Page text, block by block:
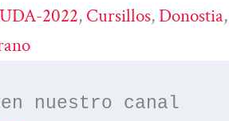
2022, Cursillos, Donostia
nuestro canal